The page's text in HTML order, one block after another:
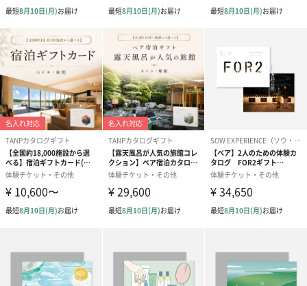
有効期限、各店舗の営業状況、予約・キャンセルなど、ご利用に
関するお問合せは、ソウ・エクスペリエンスのカスタマーサポー
トにて内容をお預かりし、ご対応させていただきます。
「ソウ・エクスペリエンス」について
「体で験（ため）す」のが体験
興味はあっても、チャレンジする機会がないコトやモノ。そのき
っかけを贈れるのが、ソウ・エクスペリエンスのの体験ギフトで
す。やってみることで視野が広がったり、新しい趣味を見つけた
み重ねるためのサポートをしたいと考えています。